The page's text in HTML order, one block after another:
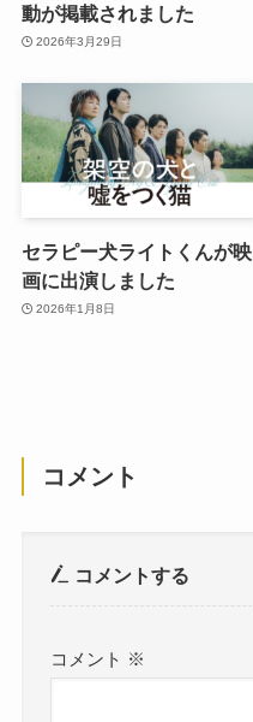
動が掲載されました
2026年3月29日
セラピー犬ライトくんが映
画に出演しました
2026年1月8日
コメント
コメントする
コメント ※